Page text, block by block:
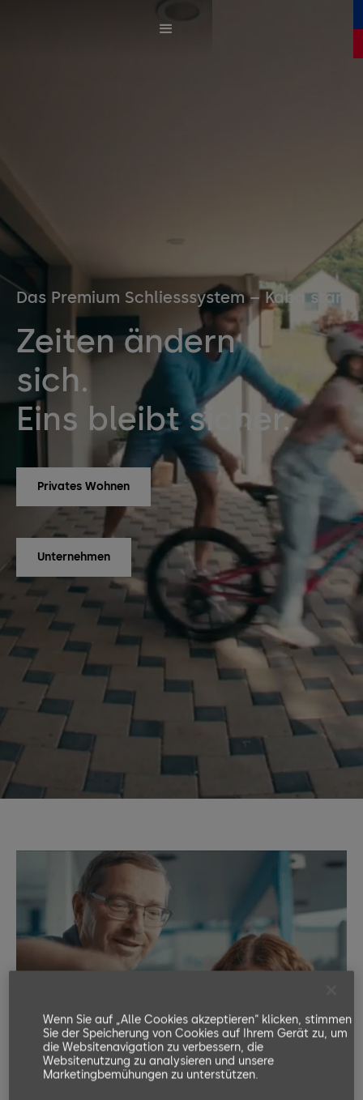
Das Premium Schliesssystem – Kaba star
Zeiten ändern
sich.
Eins bleibt sicher.
Privates Wohnen
Unternehmen
Wenn Sie auf „Alle Cookies akzeptieren“ klicken, stimmen
Sie der Speicherung von Cookies auf Ihrem Gerät zu, um
die Websitenavigation zu verbessern, die
Websitenutzung zu analysieren und unsere
Marketingbemühungen zu unterstützen.